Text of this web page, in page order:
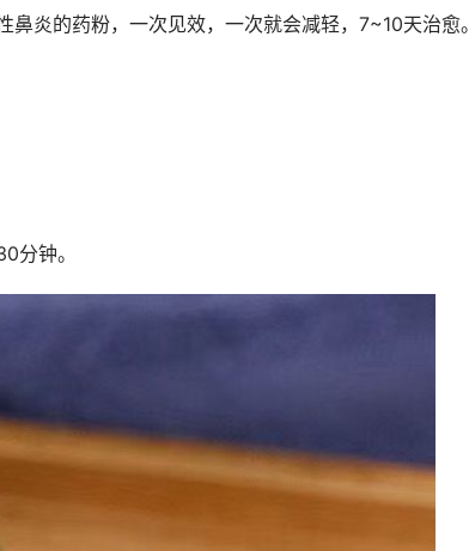
炎的药粉，一次见效，一次就会减轻，7~10天治愈。
分钟。